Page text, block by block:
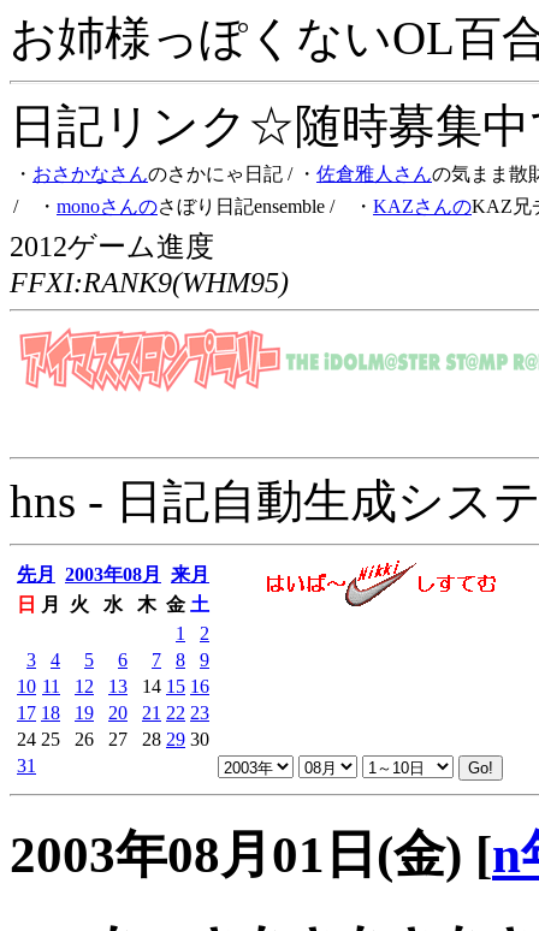
お姉様っぽくないOL百
日記リンク☆随時募集
・ おさかなさんのさかにゃ日記 / ・ 佐倉雅人さんの気まま散
/ ・ monoさんのさぼり日記ensemble / ・ KAZさんのKAZ兄
2012ゲーム進度
FFXI:RANK9(WHM95)
hns - 日記自動生成シス
先月 2003年08月
来月
日
月 火 水 木 金 土
1
2
3
4 5 6 7 8
9
10 11 12 13 14 15 16
17 18 19 20 21 22 23
24 25 26 27 28 29 30
31
2003年08月01日(金) [n